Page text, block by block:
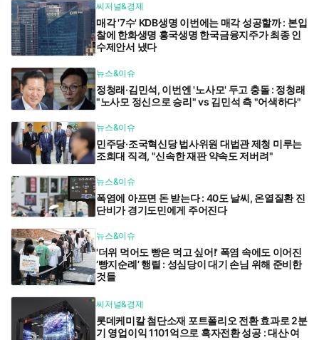
씨저널&경제
매각 '7수' KDB생명 이번에는 매각 성공할까 : 본입
찰에 한화생명 흥국생명 한국금융지주가 최종 인
수제안서 냈다
뉴스&이슈
정청래·김민석, 이번엔 '노사모' 두고 충돌 : 정청래
"노사모 정신으로 승리" vs 김민석 측 "어색하다"
뉴스&이슈
민주당·조국혁신당 법사위원 대법관 제청 미루는
조희대 직격, "신속한 재판 약속도 저버려"
뉴스&이슈
폭염에 아프면 돈 받는다 : 40도 날씨, 온열질환 진
단비가 경기도민에게 주어진다
뉴스&이슈
'더위 먹어도 빵은 먹고 싶어!' 폭염 속에도 이어진
‘빵지순례’ 행렬 : 성심당이 대기 손님 위해 준비한
것들
씨저널&경제
롯데케미칼 첨단소재 포트폴리오 전환 효과로 2분
기 영업이익 1101억으로 흑자전환 성공 : 대산·여